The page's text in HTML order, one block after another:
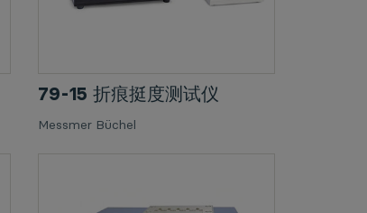
79-15 折痕挺度测试仪
Messmer Büchel